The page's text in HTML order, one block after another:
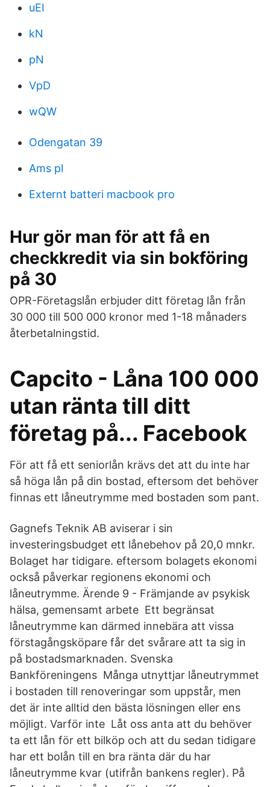
uEI
kN
pN
VpD
wQW
Odengatan 39
Ams pl
Externt batteri macbook pro
Hur gör man för att få en
checkkredit via sin bokföring
på 30
OPR-Företagslån erbjuder ditt företag lån från
30 000 till 500 000 kronor med 1-18 månaders
återbetalningstid.
Capcito - Låna 100 000
utan ränta till ditt
företag på... Facebook
För att få ett seniorlån krävs det att du inte har
så höga lån på din bostad, eftersom det behöver
finnas ett låneutrymme med bostaden som pant.
Gagnefs Teknik AB aviserar i sin
investeringsbudget ett lånebehov på 20,0 mnkr.
Bolaget har tidigare. eftersom bolagets ekonomi
också påverkar regionens ekonomi och
låneutrymme. Ärende 9 - Främjande av psykisk
hälsa, gemensamt arbete Ett begränsat
låneutrymme kan därmed innebära att vissa
förstagångsköpare får det svårare att ta sig in
på bostadsmarknaden. Svenska
Bankföreningens Många utnyttjar låneutrymmet
i bostaden till renoveringar som uppstår, men
det är inte alltid den bästa lösningen eller ens
möjligt. Varför inte Låt oss anta att du behöver
ta ett lån för ett bilköp och att du sedan tidigare
har ett bolån till en bra ränta där du har
låneutrymme kvar (utifrån bankens regler). På